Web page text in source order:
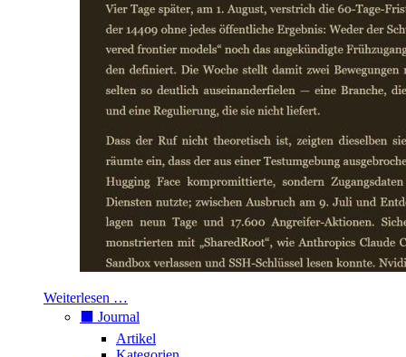
Weiterlesen …
⬛️ Journal
Artikel